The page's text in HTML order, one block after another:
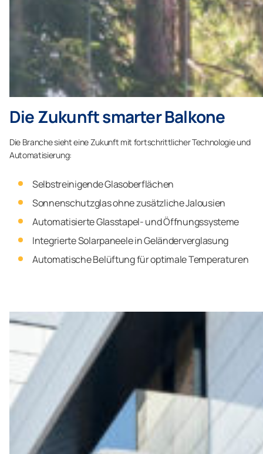
Die Zukunft smarter Balkone
Die Branche sieht eine Zukunft mit fortschrittlicher Technologie und
Automatisierung:
Selbstreinigende Glasoberflächen
Sonnenschutzglas ohne zusätzliche Jalousien
Automatisierte Glasstapel- und Öffnungssysteme
Integrierte Solarpaneele in Geländerverglasung
Automatische Belüftung für optimale Temperaturen